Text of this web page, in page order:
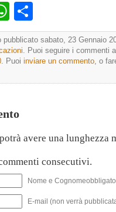
WhatsApp
sabato, 23 Gennaio
. Puoi seguire i commenti
. Puoi inviare un commento, o
avere una lunghezza
consecutivi.
Nome e
E-mail (non verrà